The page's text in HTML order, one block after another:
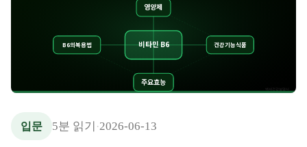
영양제
건강기능식품
주요효능
B6의복용법 비타민 B6
백세건강설명서
입문 5분 읽기 ·2026-06-13